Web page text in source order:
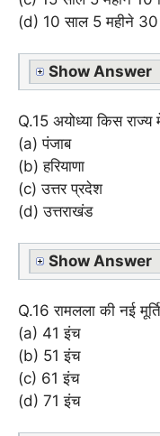
(d) 10 साल 5 महीने 30
Show Answer
Q.15 अयोध्या किस राज्य
(a) पंजाब
(b) हरियाणा
(c) उत्तर प्रदेश
(d) उत्तराखंड
Show Answer
Q.16 रामलला की नई
(a) 41 इंच
(b) 51 इंच
(c) 61 इंच
(d) 71 इंच